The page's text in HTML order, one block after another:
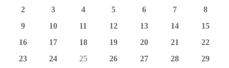
2
3 4 5 6 7
8
9
10 11 12 13 14
15
16
17 18 19 20 21
22
23
24 25 26 27 28
29